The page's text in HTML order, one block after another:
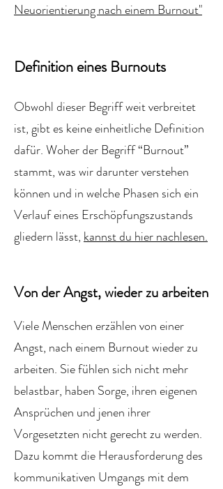
Neuorientierung nach einem Burnout"
Definition eines Burnouts
Obwohl dieser Begriff weit verbreitet
ist, gibt es keine einheitliche Definition
dafür. Woher der Begriff “Burnout”
stammt, was wir darunter verstehen
können und in welche Phasen sich ein
Verlauf eines Erschöpfungszustands
gliedern lässt, kannst du hier nachlesen.
Von der Angst, wieder zu arbeiten
Viele Menschen erzählen von einer
Angst, nach einem Burnout wieder zu
arbeiten. Sie fühlen sich nicht mehr
belastbar, haben Sorge, ihren eigenen
Ansprüchen und jenen ihrer
Vorgesetzten nicht gerecht zu werden.
Dazu kommt die Herausforderung des
kommunikativen Umgangs mit dem